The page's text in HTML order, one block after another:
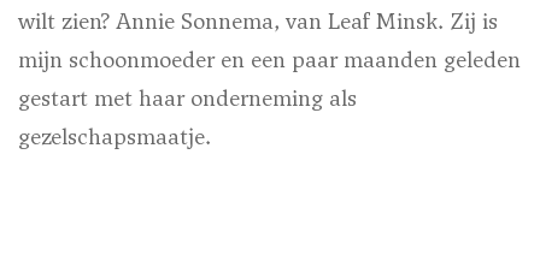
wilt zien? Annie Sonnema, van Leaf Minsk. Zij is
mijn schoonmoeder en een paar maanden geleden
gestart met haar onderneming als
gezelschapsmaatje.